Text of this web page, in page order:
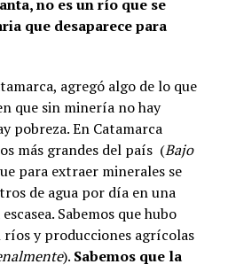
no es un río que se
que desaparece para
agregó algo de lo que
que sin minería no hay
pobreza. En Catamarca
más grandes del país (Bajo
para extraer minerales se
de agua por día en una
Sabemos que hubo
y producciones agrícolas
). Sabemos que la